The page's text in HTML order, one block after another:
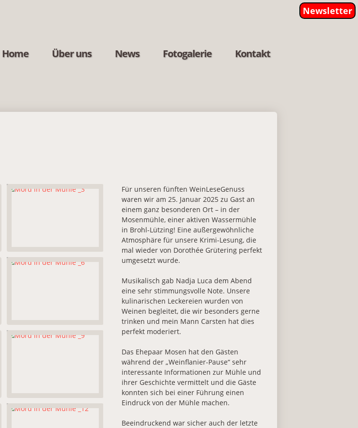
Newsletter
Home Über uns News Fotogalerie Kontakt
Für unseren fünften WeinLeseGenuss
waren wir am 25. Januar 2025 zu Gast an
einem ganz besonderen Ort – in der
Mosenmühle, einer aktiven Wassermühle
in Brohl-Lützing! Eine außergewöhnliche
Atmosphäre für unsere Krimi-Lesung, die
mal wieder von Dorothée Grütering perfekt
umgesetzt wurde.
Musikalisch gab Nadja Luca dem Abend
eine sehr stimmungsvolle Note. Unsere
kulinarischen Leckereien wurden von
Weinen begleitet, die wir besonders gerne
trinken und mein Mann Carsten hat dies
perfekt moderiert.
Das Ehepaar Mosen hat den Gästen
während der „Weinflanier-Pause“ sehr
interessante Informationen zur Mühle und
ihrer Geschichte vermittelt und die Gäste
konnten sich bei einer Führung einen
Eindruck von der Mühle machen.
Beeindruckend war sicher auch der letzte